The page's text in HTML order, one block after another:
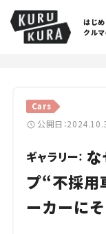
はじめ
クルマ
Cars
公開日：
ギャラリー：
プ“不採用
ーカーに
Cars
Lifestyle
Traffic
Special